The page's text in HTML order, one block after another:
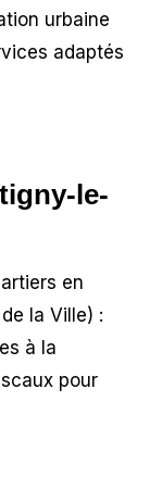
urbaine
adaptés
le-
en
la Ville) :
à la
pour